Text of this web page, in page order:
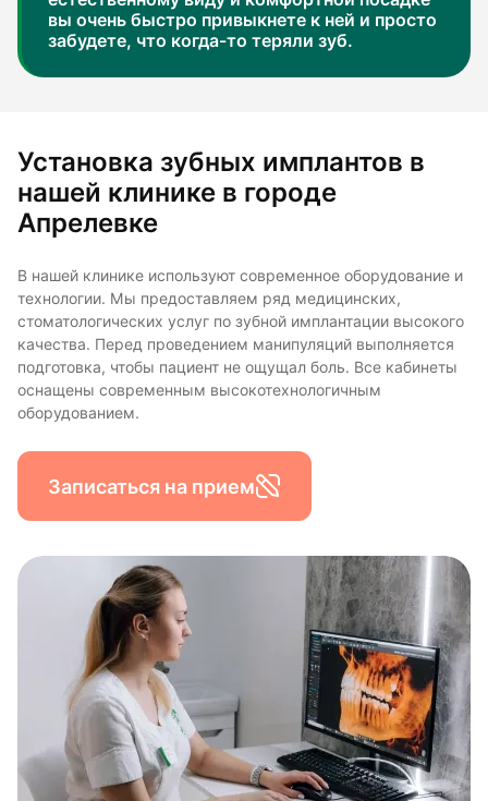
вы очень быстро привыкнете к ней и просто
забудете, что когда-то теряли зуб.
Установка зубных имплантов в
нашей клинике в городе
Апрелевке
В нашей клинике используют современное оборудование и
технологии. Мы предоставляем ряд медицинских,
стоматологических услуг по зубной имплантации высокого
качества. Перед проведением манипуляций выполняется
подготовка, чтобы пациент не ощущал боль. Все кабинеты
оснащены современным высокотехнологичным
оборудованием.
Записаться на прием